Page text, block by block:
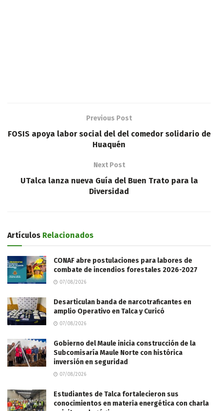
Previous Post
FOSIS apoya labor social del del comedor solidario de
Huaquén
Next Post
UTalca lanza nueva Guía del Buen Trato para la
Diversidad
Artículos Relacionados
CONAF abre postulaciones para labores de
combate de incendios forestales 2026-2027
07/08/2026
Desarticulan banda de narcotraficantes en
amplio Operativo en Talca y Curicó
07/08/2026
Gobierno del Maule inicia construcción de la
Subcomisaría Maule Norte con histórica
inversión en seguridad
07/08/2026
Estudiantes de Talca fortalecieron sus
conocimientos en materia energética con charla